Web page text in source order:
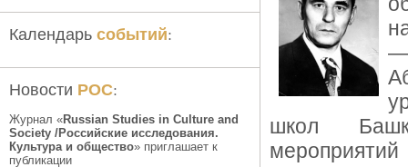
Календарь событий:
Новости РОС:
Журнал «Russian Studies in Culture and
Society /Российские исследования.
Культура и общество» приглашает к
публикации
—
школ